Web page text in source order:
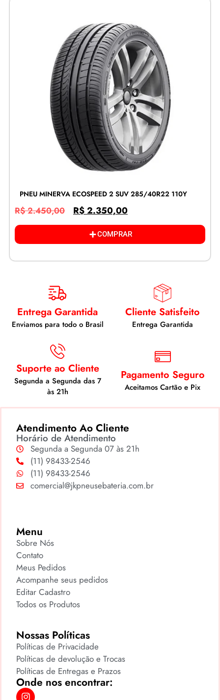
PNEU MINERVA ECOSPEED 2 SUV 285/40R22 110Y
R$2.450,00 R$2.350,00
COMPRAR
Entrega Garantida
Enviamos para todo o Brasil
Cliente Satisfeito
Entrega Garantida
Suporte ao Cliente
Segunda a Segunda das 7
às 21h
Pagamento Seguro
Aceitamos Cartão e Pix
Atendimento Ao Cliente
Horário de Atendimento
Segunda a Segunda 07 às 21h
(11) 98433-2546
(11) 98433-2546
comercial@jkpneusebateria.com.br
Menu
Sobre Nós
Contato
Meus Pedidos
Acompanhe seus pedidos
Editar Cadastro
Todos os Produtos
Nossas Políticas
Políticas de Privacidade
Políticas de devolução e Trocas
Políticas de Entregas e Prazos
Onde nos encontrar: